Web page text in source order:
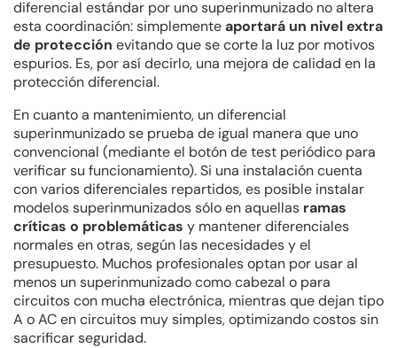
diferencial estándar por uno superinmunizado no altera
esta coordinación: simplementeaportará un nivel extra
de protección evitando que se corte la luz por motivos
espurios. Es, por así decirlo, una mejora de calidad en la
protección diferencial.
En cuanto a mantenimiento, un diferencial
superinmunizado se prueba de igual manera que uno
convencional (mediante el botón de test periódico para
verificar su funcionamiento). Si una instalación cuenta
con varios diferenciales repartidos, es posible instalar
modelos superinmunizados sólo en aquellas ramas
críticas o problemáticas y mantener diferenciales
normales en otras, según las necesidades y el
presupuesto. Muchos profesionales optan por usar al
menos un superinmunizado como cabezal o para
circuitos con mucha electrónica, mientras que dejan tipo
A o AC en circuitos muy simples, optimizando costos sin
sacrificar seguridad.